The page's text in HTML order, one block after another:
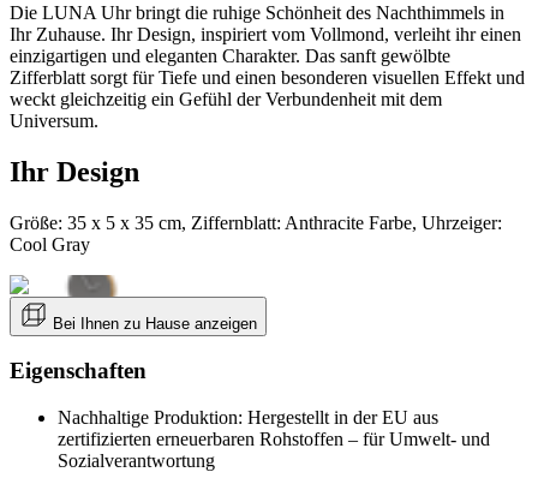
Die LUNA Uhr bringt die ruhige Schönheit des Nachthimmels in
Ihr Zuhause. Ihr Design, inspiriert vom Vollmond, verleiht ihr einen
einzigartigen und eleganten Charakter. Das sanft gewölbte
Zifferblatt sorgt für Tiefe und einen besonderen visuellen Effekt und
weckt gleichzeitig ein Gefühl der Verbundenheit mit dem
Universum.
Ihr Design
Größe: 35 x 5 x 35 cm, Ziffernblatt: Anthracite Farbe, Uhrzeiger:
Cool Gray
Bei Ihnen zu Hause anzeigen
Eigenschaften
Nachhaltige Produktion: Hergestellt in der EU aus
zertifizierten erneuerbaren Rohstoffen – für Umwelt- und
Sozialverantwortung